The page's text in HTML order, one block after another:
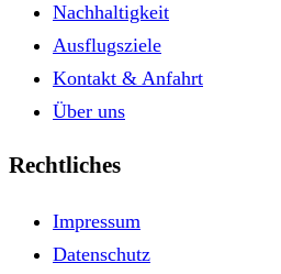
Nachhaltigkeit
Ausflugsziele
Kontakt & Anfahrt
Über uns
Rechtliches
Impressum
Datenschutz